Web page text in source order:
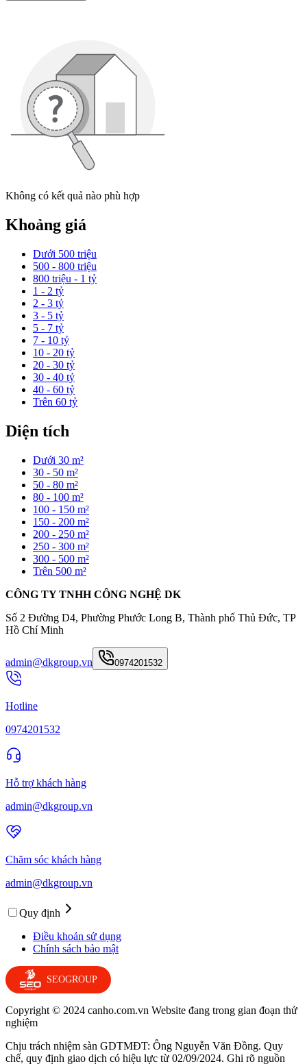
Không có kết quả nào phù hợp
Khoảng giá
Dưới 500 triệu
500 - 800 triệu
800 triệu - 1 tỷ
1 - 2 tỷ
2 - 3 tỷ
3 - 5 tỷ
5 - 7 tỷ
7 - 10 tỷ
10 - 20 tỷ
20 - 30 tỷ
30 - 40 tỷ
40 - 60 tỷ
Trên 60 tỷ
Diện tích
Dưới 30 m²
30 - 50 m²
50 - 80 m²
80 - 100 m²
100 - 150 m²
150 - 200 m²
200 - 250 m²
250 - 300 m²
300 - 500 m²
Trên 500 m²
CÔNG TY TNHH CÔNG NGHỆ DK
Số 2 Đường D4, Phường Phước Long B, Thành phố Thủ Đức, TP
Hồ Chí Minh
admin@dkgroup.vn 0974201532
Hotline
0974201532
Hỗ trợ khách hàng
admin@dkgroup.vn
Chăm sóc khách hàng
admin@dkgroup.vn
Quy định
Điều khoản sử dụng
Chính sách bảo mật
SEOGROUP
Copyright © 2024 canho.com.vn Website đang trong gian đoạn thử
nghiệm
Chịu trách nhiệm sàn GDTMĐT: Ông Nguyễn Văn Đồng. Quy
chế, quy định giao dịch có hiệu lực từ 02/09/2024. Ghi rõ nguồn